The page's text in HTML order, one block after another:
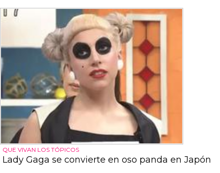
QUE VIVAN LOS TÓPICOS
Lady Gaga se convierte en oso panda en Japón